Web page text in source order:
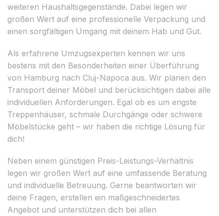
weiteren Haushaltsgegenstände. Dabei legen wir
großen Wert auf eine professionelle Verpackung und
einen sorgfältigen Umgang mit deinem Hab und Gut.
Als erfahrene Umzugsexperten kennen wir uns
bestens mit den Besonderheiten einer Überführung
von Hamburg nach Cluj-Napoca aus. Wir planen den
Transport deiner Möbel und berücksichtigen dabei alle
individuellen Anforderungen. Egal ob es um engste
Treppenhäuser, schmale Durchgänge oder schwere
Möbelstücke geht – wir haben die richtige Lösung für
dich!
Neben einem günstigen Preis-Leistungs-Verhältnis
legen wir großen Wert auf eine umfassende Beratung
und individuelle Betreuung. Gerne beantworten wir
deine Fragen, erstellen ein maßgeschneidertes
Angebot und unterstützen dich bei allen